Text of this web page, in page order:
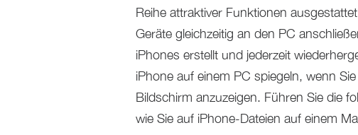
Reihe attraktiver Funktionen
Geräte gleichzeitig an den PC
iPhones erstellt und jederzeit
iPhone auf einem PC spiegeln, wenn
Bildschirm anzuzeigen. Führen Sie die
wie Sie auf iPhone-Dateien auf einem